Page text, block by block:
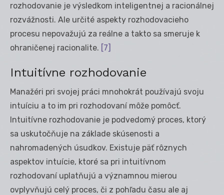
rozhodovanie je výsledkom inteligentnej a racionálnej
rozvážnosti. Ale určité aspekty rozhodovacieho
procesu nepovažujú za reálne a takto sa smeruje k
ohraničenej racionalite. [7]
Intuitívne rozhodovanie
Manažéri pri svojej práci mnohokrát používajú svoju
intuíciu a to im pri rozhodovaní môže pomôcť.
Intuitívne rozhodovanie je podvedomý proces, ktorý
sa uskutočňuje na základe skúsenosti a
nahromadených úsudkov. Existuje päť rôznych
aspektov intuície, ktoré sa pri intuitívnom
rozhodovaní uplatňujú a významnou mierou
ovplyvňujú celý proces, či z pohľadu času ale aj